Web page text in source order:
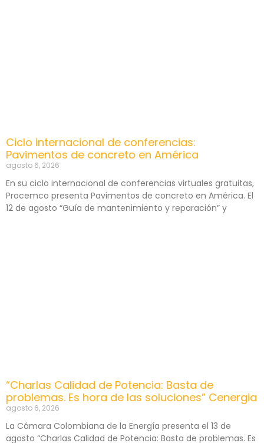
Ciclo internacional de conferencias:
Pavimentos de concreto en América
agosto 6, 2026
En su ciclo internacional de conferencias virtuales gratuitas,
Procemco presenta Pavimentos de concreto en América. El
12 de agosto “Guía de mantenimiento y reparación” y
“Charlas Calidad de Potencia: Basta de
problemas. Es hora de las soluciones” Cenergia
agosto 6, 2026
La Cámara Colombiana de la Energía presenta el 13 de
agosto “Charlas Calidad de Potencia: Basta de problemas. Es